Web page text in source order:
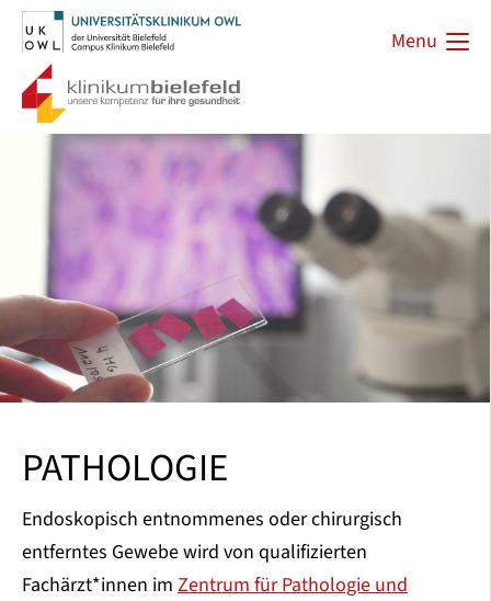
Menu
PATHOLOGIE
Endoskopisch entnommenes oder chirurgisch
entferntes Gewebe wird von qualifizierten
Fachärzt*innen im Zentrum für Pathologie und